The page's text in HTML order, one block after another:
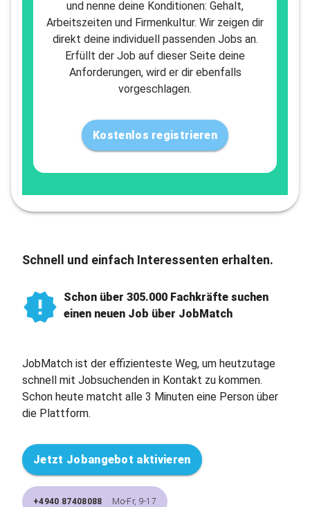
und nenne deine Konditionen: Gehalt,
Arbeitszeiten und Firmenkultur. Wir zeigen dir
direkt deine individuell passenden Jobs an.
Erfüllt der Job auf dieser Seite deine
Anforderungen, wird er dir ebenfalls
vorgeschlagen.
Kostenlos registrieren
Schnell und einfach Interessenten erhalten.
Schon über 305.000 Fachkräfte suchen
einen neuen Job über JobMatch
JobMatch ist der effizienteste Weg, um heutzutage
schnell mit Jobsuchenden in Kontakt zu kommen.
Schon heute matcht alle 3 Minuten eine Person über
die Plattform.
Jetzt Jobangebot aktivieren
+4940 87408088 Mo-Fr, 9-17